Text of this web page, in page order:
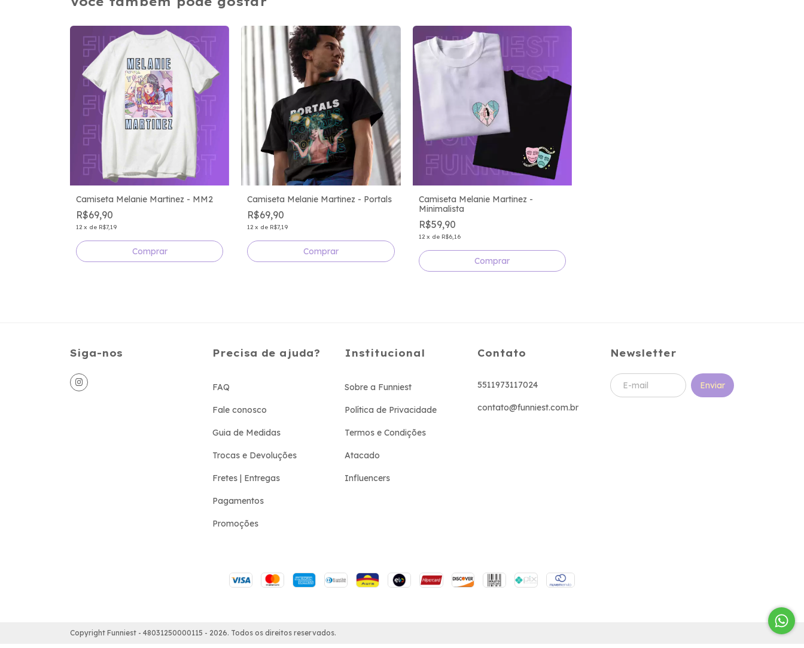
Camiseta Melanie Martinez - MM2
R$69,90
12 x de R$7,19
Comprar
Camiseta Melanie Martinez - Portals
R$69,90
12 x de R$7,19
Comprar
Camiseta Melanie Martinez -
Minimalista
R$59,90
12 x de R$6,16
Comprar
Siga-nos Precisa de ajuda?
FAQ
Fale conosco
Guia de Medidas
Trocas e Devoluções
Fretes | Entregas
Pagamentos
Promoções
Institucional
Sobre a Funniest
Política de Privacidade
Termos e Condições
Atacado
Influencers
Contato
5511973117024
contato@funniest.com.br
Newsletter
Copyright Funniest - 48031250000115 - 2026. Todos os direitos reservados.